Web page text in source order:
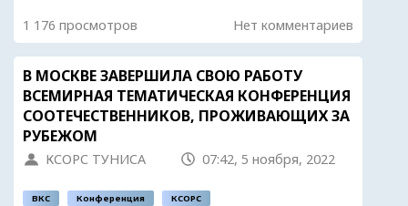
1 176 просмотров Нет комментариев
В МОСКВЕ ЗАВЕРШИЛА СВОЮ РАБОТУ
ВСЕМИРНАЯ ТЕМАТИЧЕСКАЯ КОНФЕРЕНЦИЯ
СООТЕЧЕСТВЕННИКОВ, ПРОЖИВАЮЩИХ ЗА
РУБЕЖОМ
КСОРС ТУНИСА 07:42, 5 ноября, 2022
ВКС Конференция КСОРС